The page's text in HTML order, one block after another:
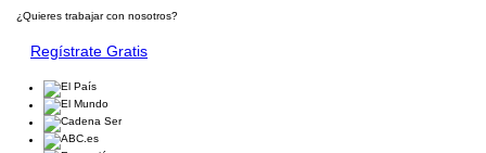
¿Quieres trabajar con nosotros?
Regístrate Gratis